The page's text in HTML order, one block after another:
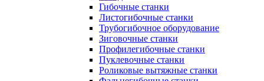
Гибочные станки
Листогибочные станки
Трубогибочное оборудование
Зиговочные станки
Профилегибочные станки
Пуклевочные станки
Роликовые вытяжные станки